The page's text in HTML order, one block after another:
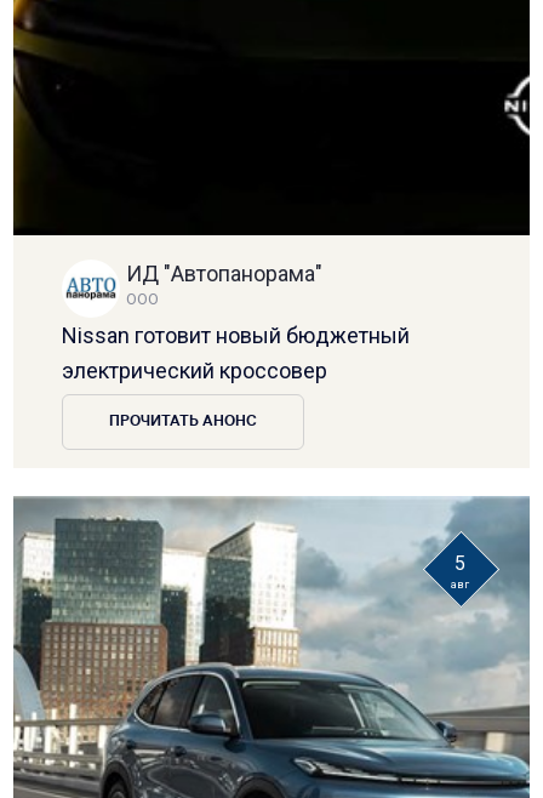
ИД "Автопанорама"
ООО
Nissan готовит новый бюджетный
электрический кроссовер
ПРОЧИТАТЬ АНОНС
5
авг